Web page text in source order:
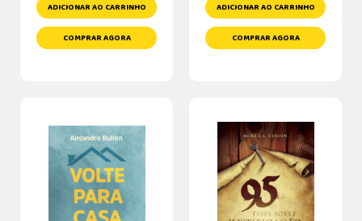
ADICIONAR AO CARRINHO
COMPRAR AGORA
ADICIONAR AO CARRINHO
COMPRAR AGORA